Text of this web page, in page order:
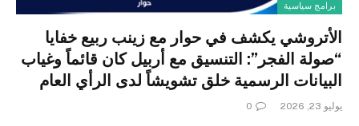
برامج سياسية
الأتروشي يكشف في حوار مع زينب ربيع خفايا
“صولة الفجر”: التنسيق مع أربيل كان قائماً وغياب
البيانات الرسمية خلق تشويشاً لدى الرأي العام
يوليو 23, 2026 0